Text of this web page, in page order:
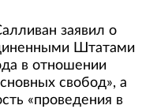
заявил о
Штатами
в отношении
свобод», а
«проведения в